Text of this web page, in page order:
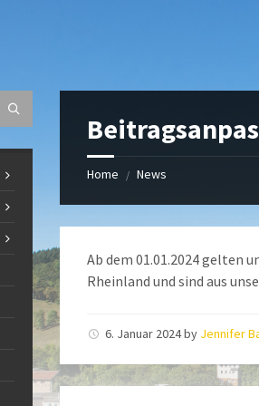
Home / News
Ab dem 01.01.2024 gelten
Rheinland und sind aus
6. Januar 2024by Jennifer